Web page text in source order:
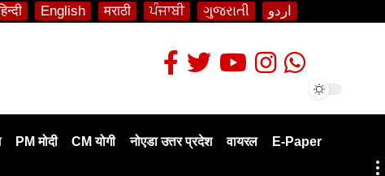
English मराठी ਪੰਜਾਬੀ ગુજરાતી اردو
PM मोदी CM योगी नोएडा उत्तर प्रदेश वायरल E-Paper